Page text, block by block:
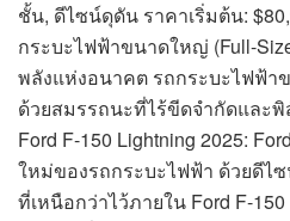
ชั้น, ดีไซน์ดุดัน ราคาเริ่มต้น:
กระบะไฟฟ้าขนาดใหญ่ (Full-
พลังแห่งอนาคต รถกระบะไฟฟ้า
ด้วยสมรรถนะที่ไร้ขีดจำกัดและ
Ford F-150 Lightning 2025:
ใหม่ของรถกระบะไฟฟ้า ด้วยดี
ที่เหนือกว่าไว้ภายใน Ford F-